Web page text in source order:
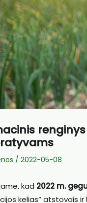
/ 2022-05-08
kad 2022 m.
kelias“ atstovais